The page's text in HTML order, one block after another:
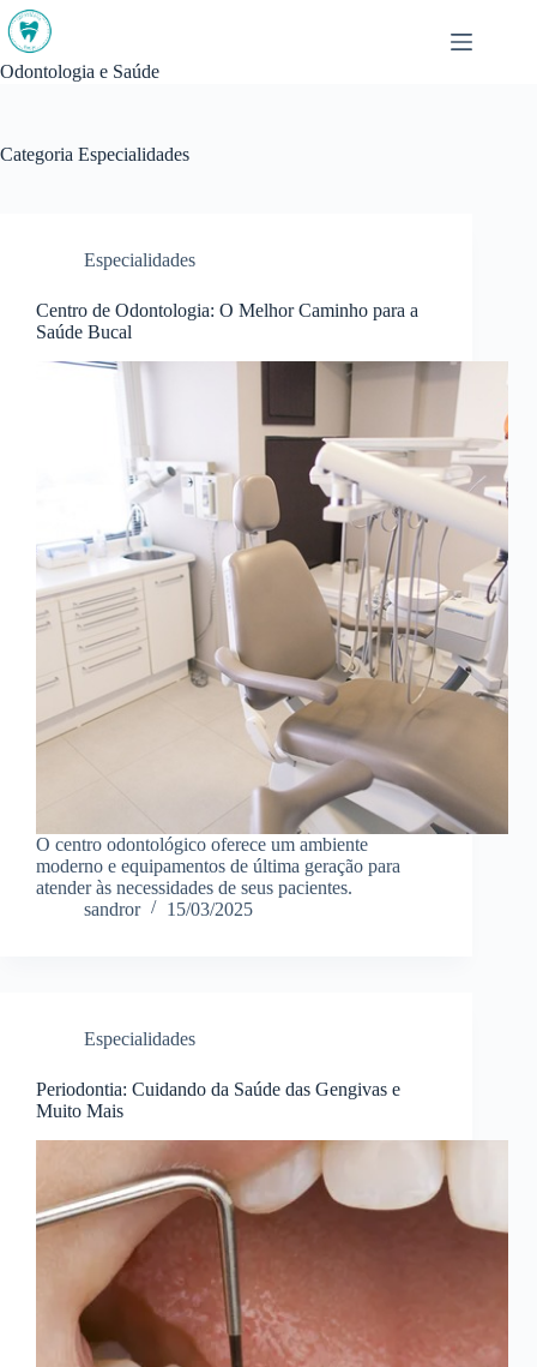
Pular
para
conteúdo
Odontologia e Saúde
Categoria Especialidades
Especialidades
Centro de Odontologia: O Melhor Caminho para a
Saúde Bucal
O centro odontológico oferece um ambiente
moderno e equipamentos de última geração para
atender às necessidades de seus pacientes.
sandror
15/03/2025
Especialidades
Periodontia: Cuidando da Saúde das Gengivas e
Muito Mais